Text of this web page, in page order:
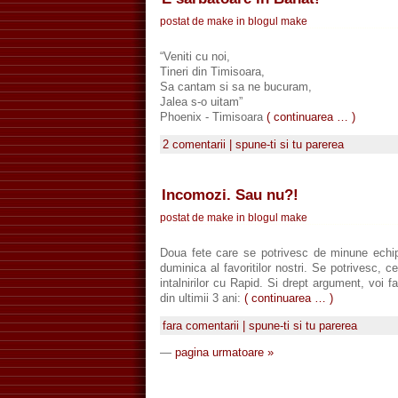
postat de make in blogul make
“Veniti cu noi,
Tineri din Timisoara,
Sa cantam si sa ne bucuram,
Jalea s-o uitam”
Phoenix - Timisoara ( continuarea … )
2 comentarii | spune-ti si tu parerea
Incomozi. Sau nu?!
postat de make in blogul make
Doua fete care se potrivesc de minune
duminica al favoritilor nostri. Se potrivesc,
intalnirilor cu Rapid. Si drept argument, voi
din ultimii 3 ani: ( continuarea … )
fara comentarii | spune-ti si tu parerea
— pagina urmatoare »